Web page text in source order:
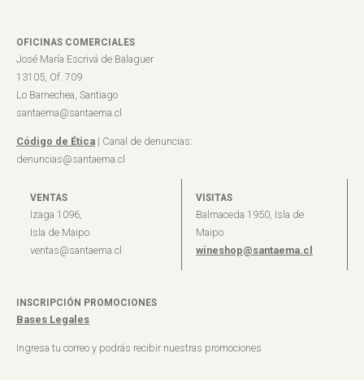
OFICINAS COMERCIALES
José María Escrivá de Balaguer
13105, Of. 709
Lo Barnechea, Santiago
santaema@santaema.cl
Código de Ética | Canal de denuncias:
denuncias@santaema.cl
VENTAS
Izaga 1096,
Isla de Maipo
ventas@santaema.cl
VISITAS
Balmaceda 1950, Isla de
Maipo
wineshop@santaema.cl
INSCRIPCIÓN PROMOCIONES
Bases Legales
Ingresa tu correo y podrás recibir nuestras promociones